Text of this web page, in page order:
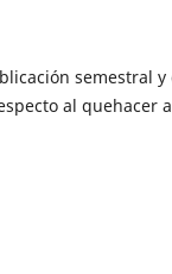
semestral
al quehacer